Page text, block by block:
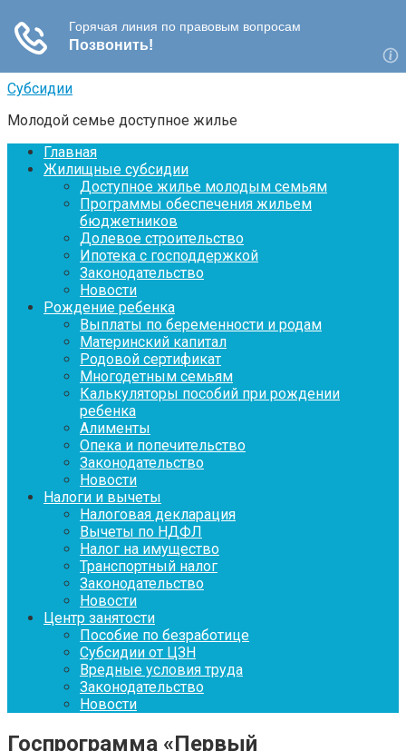
Перейти
контенту
Субсидии
Молодой семье доступное жилье
Главная
Жилищные субсидии
Доступное жилье молодым семьям
Программы обеспечения жильем
бюджетников
Долевое строительство
Ипотека с господдержкой
Законодательство
Новости
Рождение ребенка
Выплаты по беременности и родам
Материнский капитал
Родовой сертификат
Многодетным семьям
Калькуляторы пособий при рождении
ребенка
Алименты
Опека и попечительство
Законодательство
Новости
Налоги и вычеты
Налоговая декларация
Вычеты по НДФЛ
Налог на имущество
Транспортный налог
Законодательство
Новости
Центр занятости
Пособие по безработице
Субсидии от ЦЗН
Вредные условия труда
Законодательство
Новости
Госпрограмма «Первый